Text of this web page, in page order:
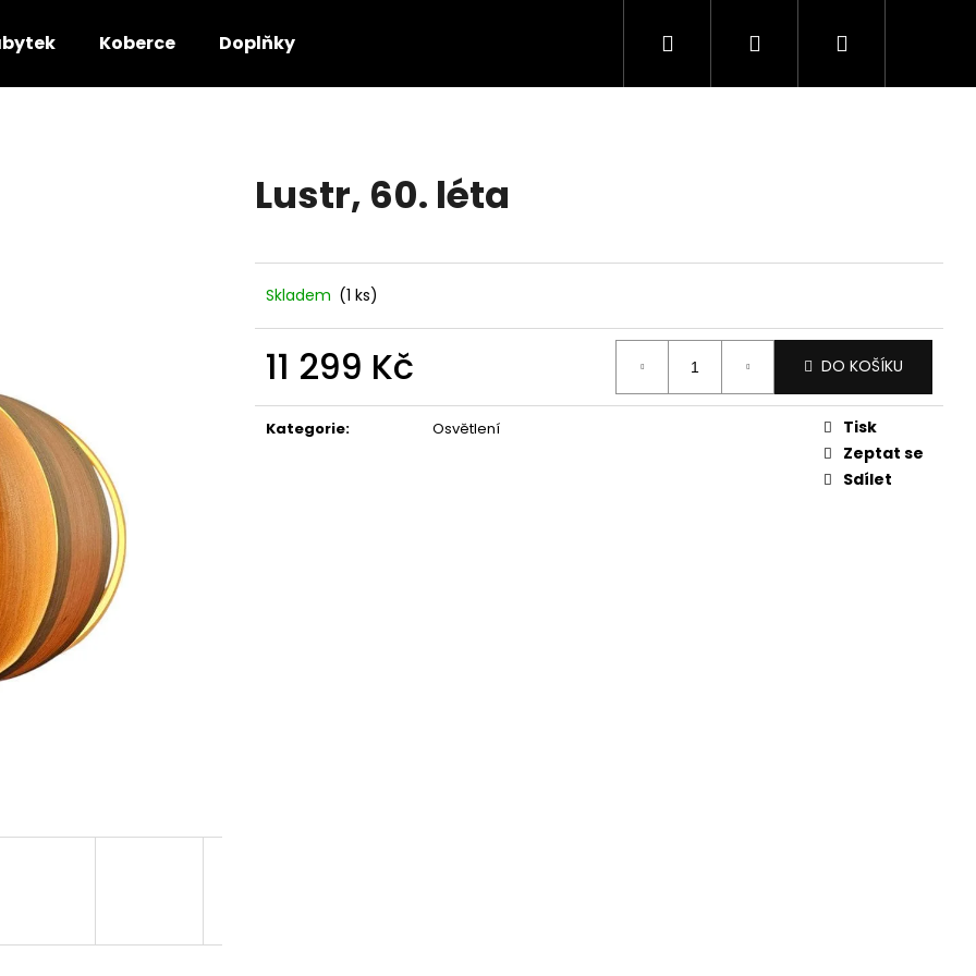
Koberce Doplňky Hledat PřihlášeníNákupní
Lustr, 60. léta
Skladem (1 ks)
11 299 Kč
cena:
DO KOŠÍKU
Kategorie: Osvětlení
Tisk
Zeptat se
Sdílet
HLEDAT